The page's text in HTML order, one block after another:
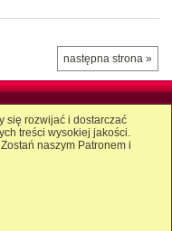
następna strona »
się rozwijać i dostarczać
treści wysokiej jakości.
naszym Patronem i